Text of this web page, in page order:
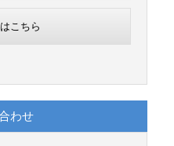
こちら
わせ